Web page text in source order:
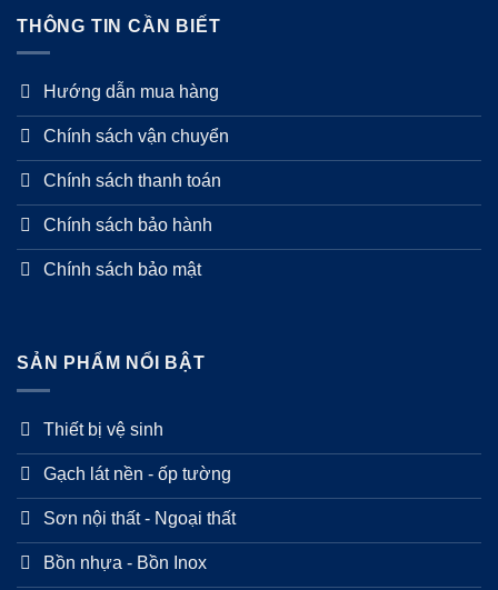
THÔNG TIN CẦN BIẾT
Hướng dẫn mua hàng
Chính sách vận chuyển
Chính sách thanh toán
Chính sách bảo hành
Chính sách bảo mật
SẢN PHẨM NỔI BẬT
Thiết bị vệ sinh
Gạch lát nền - ốp tường
Sơn nội thất - Ngoại thất
Bồn nhựa - Bồn Inox